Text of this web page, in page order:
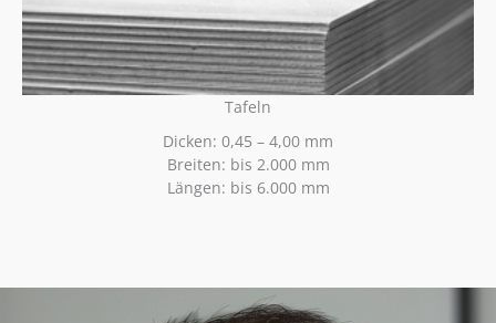
Tafeln
Dicken: 0,45 – 4,00 mm
Breiten: bis 2.000 mm
Längen: bis 6.000 mm